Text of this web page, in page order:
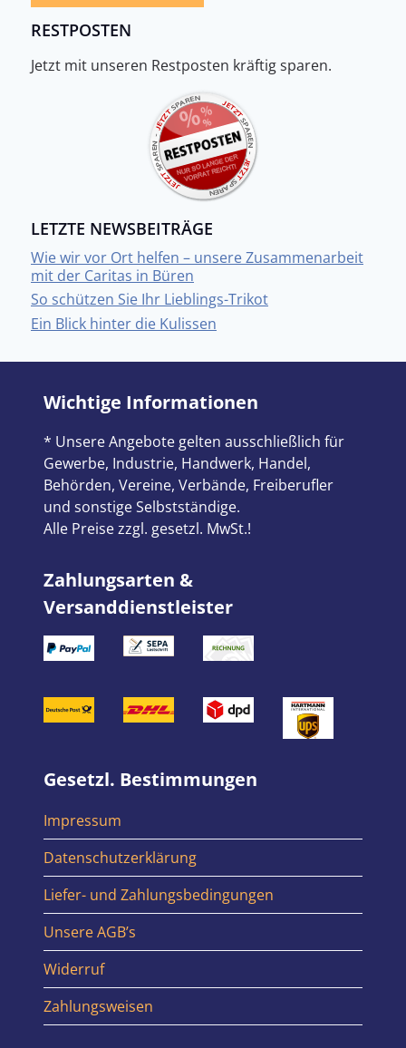
RESTPOSTEN
Jetzt mit unseren Restposten kräftig sparen.
LETZTE NEWSBEITRÄGE
Wie wir vor Ort helfen – unsere Zusammenarbeit
mit der Caritas in Büren
So schützen Sie Ihr Lieblings-Trikot
Ein Blick hinter die Kulissen
Wichtige Informationen
* Unsere Angebote gelten ausschließlich für
Gewerbe, Industrie, Handwerk, Handel,
Behörden, Vereine, Verbände, Freiberufler
und sonstige Selbstständige.
Alle Preise zzgl. gesetzl. MwSt.!
Zahlungsarten &
Versanddienstleister
Gesetzl. Bestimmungen
Impressum
Datenschutzerklärung
Liefer- und Zahlungsbedingungen
Unsere AGB’s
Widerruf
Zahlungsweisen